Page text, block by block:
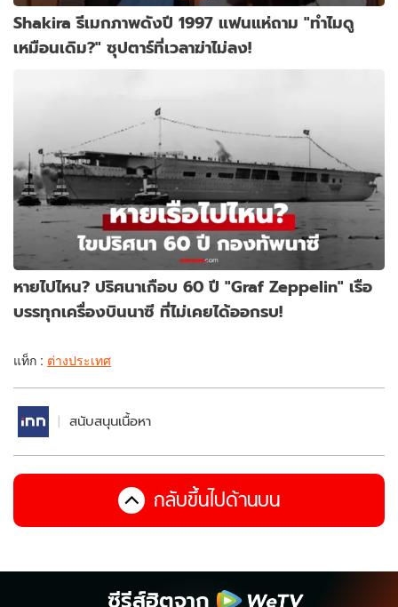
Shakira รีเมกภาพดังปี 1997 แฟนแห่ถาม "ทำไมดู
เหมือนเดิม?" ซุปตาร์ที่เวลาฆ่าไม่ลง!
หายไปไหน? ปริศนาเกือบ 60 ปี "Graf Zeppelin" เรือ
บรรทุกเครื่องบินนาซี ที่ไม่เคยได้ออกรบ!
แท็ก : ต่างประเทศ
สนับสนุนเนื้อหา
กลับขึ้นไปด้านบน
ซีรีส์ฮิตจาก